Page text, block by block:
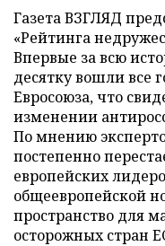
Газета ВЗГЛЯД
«Рейтинга
Впервые за всю
десятку вошли все
Евросоюза, что
изменении
По мнению
постепенно
европейских
общеевропейской
пространство для
осторожных стран